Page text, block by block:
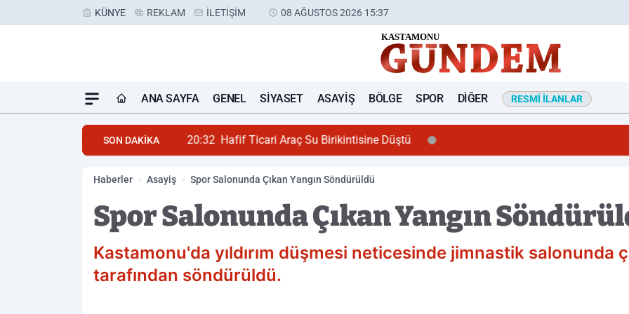
KÜNYE REKLAM İLETIŞIM 08 AĞUSTOS 2026 15:37
ANA SAYFA GENEL SIYASET ASAYIŞ BÖLGE SPOR DIĞER RESMI İLANLAR
SON DAKİKA 20:32 Hafif Ticari Araç Su Birikintisine Düştü
Haberler Asayiş Spor Salonunda Çıkan Yangın Söndürüldü
Spor Salonunda Çıkan Yangın
Kastamonu'da yıldırım düşmesi neticesinde jimnastik salonunda
tarafından söndürüldü.